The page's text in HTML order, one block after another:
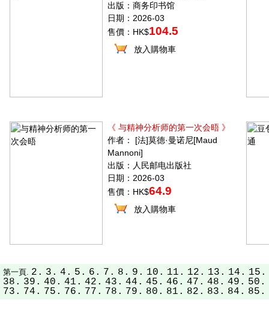
出版：商务印书馆
日期：2026-03
售價：HK$104.5
放入購物車
《 与精神分析师的第一次会晤 》
作者： [法]莫德·曼诺尼[Maud
Mannoni]
出版：人民邮电出版社
日期：2026-03
售價：HK$64.9
放入購物車
第一頁. 2. 3. 4. 5. 6. 7. 8. 9. 10. 11. 12. 13. 14. 15.
38. 39. 40. 41. 42. 43. 44. 45. 46. 47. 48. 49. 50.
73. 74. 75. 76. 77. 78. 79. 80. 81. 82. 83. 84. 85.